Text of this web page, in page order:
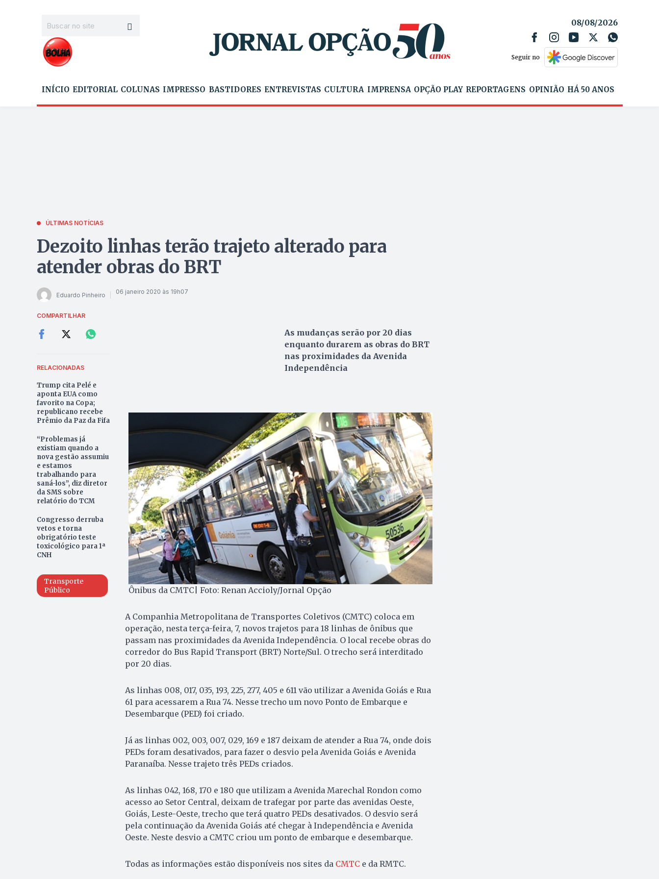
08/08/2026
Seguir no
INÍCIO EDITORIAL COLUNAS IMPRESSO BASTIDORES ENTREVISTAS CULTURA IMPRENSA OPÇÃO PLAY REPORTAGENS OPINIÃO HÁ 50 ANOS
ÚLTIMAS NOTÍCIAS
Dezoito linhas terão trajeto alterado para
atender obras do BRT
Eduardo Pinheiro 06 janeiro 2020 às 19h07
COMPARTILHAR
RELACIONADAS
Trump cita Pelé e
aponta EUA como
favorito na Copa;
republicano recebe
Prêmio da Paz da Fifa
“Problemas já
existiam quando a
nova gestão assumiu
e estamos
trabalhando para
saná-los”, diz diretor
da SMS sobre
relatório do TCM
Congresso derruba
vetos e torna
obrigatório teste
toxicológico para 1ª
CNH
Transporte
Público
As mudanças serão por 20 dias
enquanto durarem as obras do BRT
nas proximidades da Avenida
Independência
Ônibus da CMTC| Foto: Renan Accioly/Jornal Opção
A Companhia Metropolitana de Transportes Coletivos (CMTC) coloca em
operação, nesta terça-feira, 7, novos trajetos para 18 linhas de ônibus que
passam nas proximidades da Avenida Independência. O local recebe obras do
corredor do Bus Rapid Transport (BRT) Norte/Sul. O trecho será interditado
por 20 dias.
As linhas 008, 017, 035, 193, 225, 277, 405 e 611 vão utilizar a Avenida Goiás e Rua
61 para acessarem a Rua 74. Nesse trecho um novo Ponto de Embarque e
Desembarque (PED) foi criado.
Já as linhas 002, 003, 007, 029, 169 e 187 deixam de atender a Rua 74, onde dois
PEDs foram desativados, para fazer o desvio pela Avenida Goiás e Avenida
Paranaíba. Nesse trajeto três PEDs criados.
As linhas 042, 168, 170 e 180 que utilizam a Avenida Marechal Rondon como
acesso ao Setor Central, deixam de trafegar por parte das avenidas Oeste,
Goiás, Leste-Oeste, trecho que terá quatro PEDs desativados. O desvio será
pela continuação da Avenida Goiás até chegar à Independência e Avenida
Oeste. Neste desvio a CMTC criou um ponto de embarque e desembarque.
Todas as informações estão disponíveis nos sites da CMTC e da RMTC.